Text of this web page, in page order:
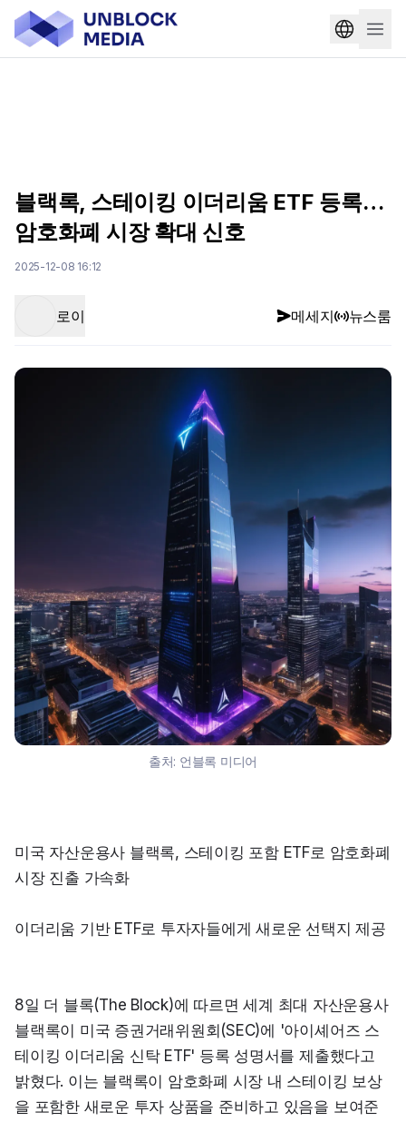
블랙록, 스테이킹 이더리움 ETF 등록…
암호화폐 시장 확대 신호
2025-12-08 16:12
로이 메세지 뉴스룸
출처: 언블록 미디어
미국 자산운용사 블랙록, 스테이킹 포함 ETF로 암호화폐
시장 진출 가속화
이더리움 기반 ETF로 투자자들에게 새로운 선택지 제공
8일 더 블록(The Block)에 따르면 세계 최대 자산운용사
블랙록이 미국 증권거래위원회(SEC)에 '아이셰어즈 스
테이킹 이더리움 신탁 ETF' 등록 성명서를 제출했다고
밝혔다. 이는 블랙록이 암호화폐 시장 내 스테이킹 보상
을 포함한 새로운 투자 상품을 준비하고 있음을 보여준